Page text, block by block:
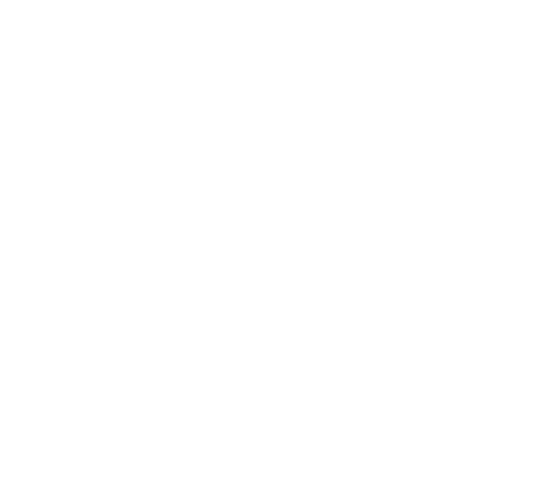
and see latest updates, news, information In Chandpur.